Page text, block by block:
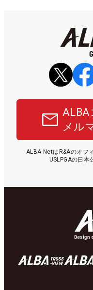
ALBA
メル
ALBA NetはR&Aのオフ
USLPGAの日本